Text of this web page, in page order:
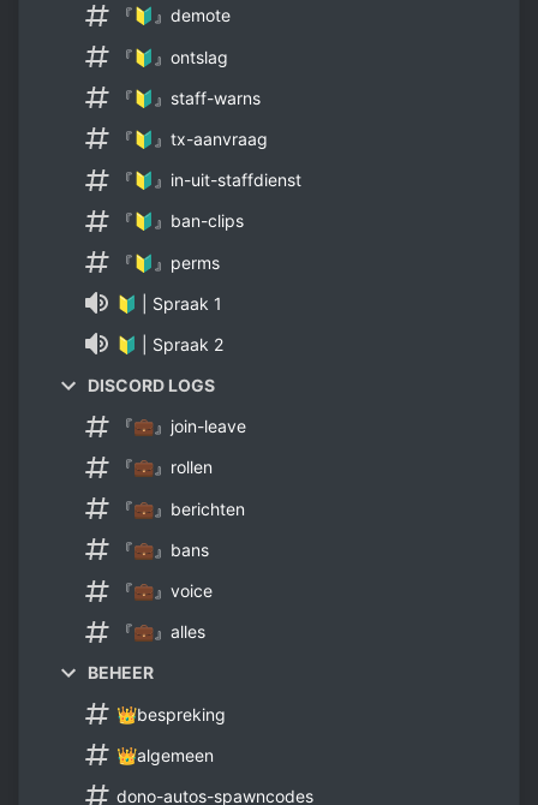
『🔰』demote
『🔰』ontslag
『🔰』staff-warns
『🔰』tx-aanvraag
『🔰』in-uit-staffdienst
『🔰』ban-clips
『🔰』perms
🔰 | Spraak 1
🔰 | Spraak 2
DISCORD LOGS
『💼』join-leave
『💼』rollen
『💼』berichten
『💼』bans
『💼』voice
『💼』alles
BEHEER
👑bespreking
👑algemeen
dono-autos-spawncodes